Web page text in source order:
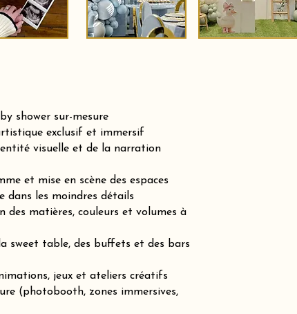
shower sur-mesure
exclusif et immersif
visuelle et de la narration
et mise en scène des espaces
dans les moindres détails
des matières, couleurs et volumes à
sweet table, des buffets et des bars
jeux et ateliers créatifs
(photobooth, zones immersives,